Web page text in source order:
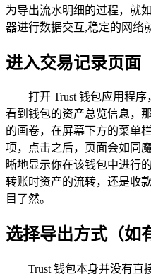
为导出流水明细的过程，就
器进行数据交互,稳定的网络
进入交易记录页面
打开 Trust 钱包应用程
看到钱包的资产总览信息，
的画卷，在屏幕下方的菜单
项，点击之后，页面会如同
晰地显示你在该钱包中进行
转账时资产的流转，还是收
目了然。
选择导出方式（如
Trust 钱包本身并没有直